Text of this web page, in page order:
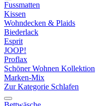
Fussmatten
Kissen
Wohndecken & Plaids
Biederlack
Esprit
JOOP!
Proflax
Schöner Wohnen Kollektion
Marken-Mix
Zur Kategorie Schlafen